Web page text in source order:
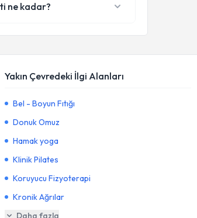
ne kadar?
Yakın Çevredeki İlgi Alanları
Bel - Boyun Fıtığı
Donuk Omuz
Hamak yoga
Klinik Pilates
Koruyucu Fizyoterapi
Kronik Ağrılar
Daha fazla